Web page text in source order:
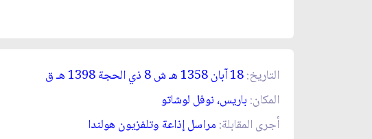
التاريخ: ـش 8 ذي الحجة 1398 ه ـق‏
المكان: باريس، نوفل لوشاتو
أجرى المقابلة: مراسل إذاعة وتلفزيون هولندا